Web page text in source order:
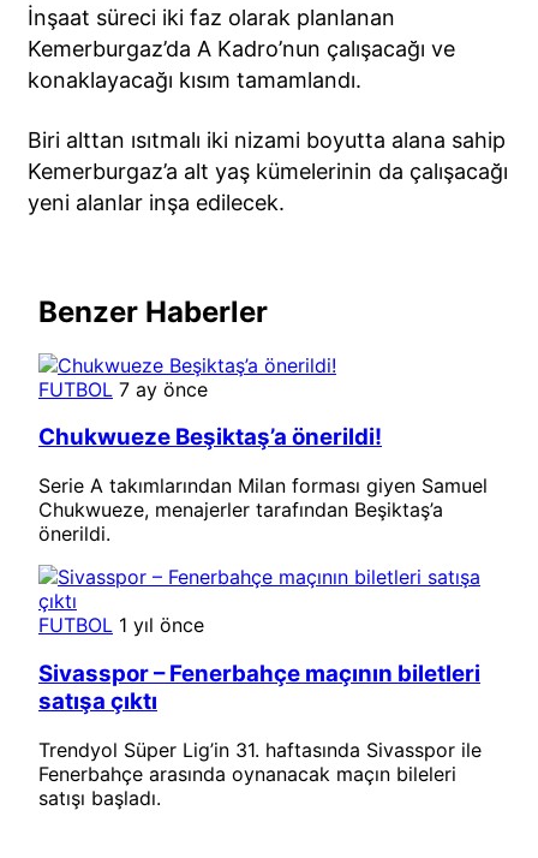
İnşaat süreci iki faz olarak planlanan
Kemerburgaz’da A Kadro’nun çalışacağı ve
konaklayacağı kısım tamamlandı.
Biri alttan ısıtmalı iki nizami boyutta alana sahip
Kemerburgaz’a alt yaş kümelerinin da çalışacağı
yeni alanlar inşa edilecek.
Benzer Haberler
FUTBOL 7 ay önce
Chukwueze Beşiktaş’a önerildi!
Serie A takımlarından Milan forması giyen Samuel
Chukwueze, menajerler tarafından Beşiktaş’a
önerildi.
FUTBOL 1 yıl önce
Sivasspor – Fenerbahçe maçının biletleri
satışa çıktı
Trendyol Süper Lig’in 31. haftasında Sivasspor ile
Fenerbahçe arasında oynanacak maçın bileleri
satışı başladı.